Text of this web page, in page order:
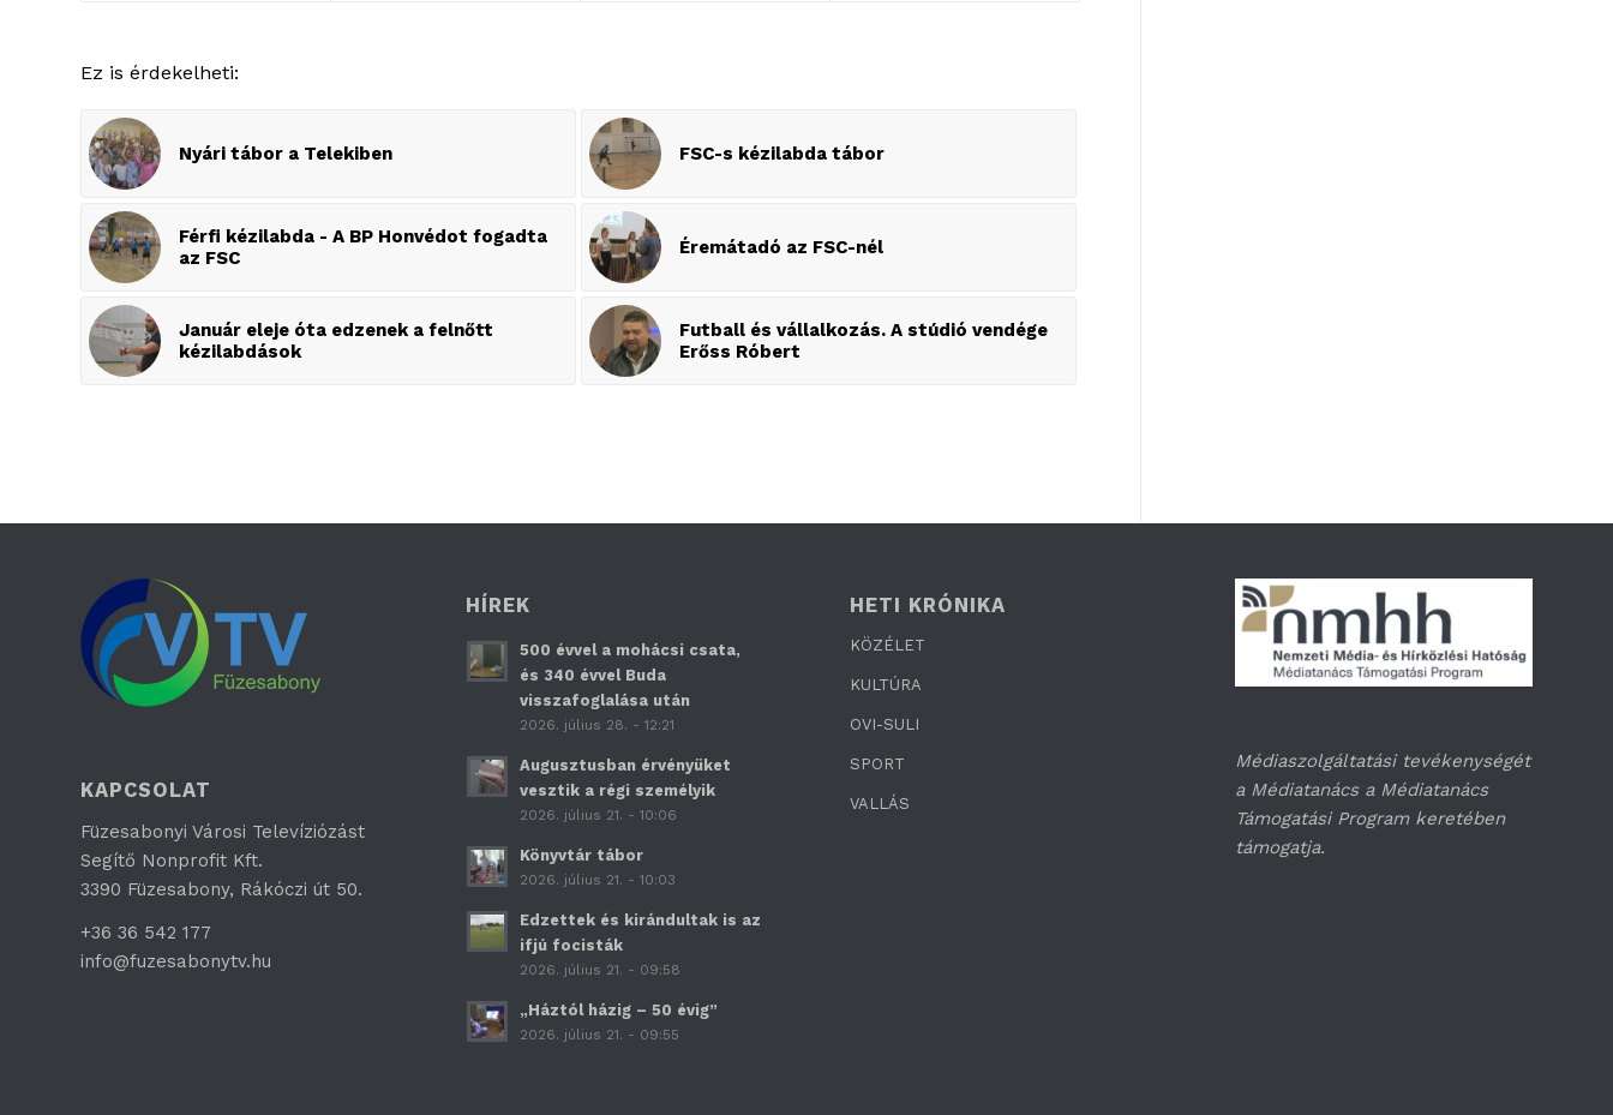
Ez is érdekelheti:
Nyári tábor a Telekiben FSC-s kézilabda tábor
Férfi kézilabda - A BP Honvédot fogadta
az FSC
Éremátadó az FSC-nél
Január eleje óta edzenek a felnőtt
kézilabdások
Futball és vállalkozás. A stúdió vendége
Erőss Róbert
KAPCSOLAT
Füzesabonyi Városi Televíziózást
Segítő Nonprofit Kft.
3390 Füzesabony, Rákóczi út 50.
+36 36 542 177
info@fuzesabonytv.hu
HÍREK
500 évvel a mohácsi csata,
és 340 évvel Buda
visszafoglalása után
2026. július 28. - 12:21
Augusztusban érvényüket
vesztik a régi személyik
2026. július 21. - 10:06
Könyvtár tábor
2026. július 21. - 10:03
Edzettek és kirándultak is az
ifjú focisták
2026. július 21. - 09:58
„Háztól házig – 50 évig”
2026. július 21. - 09:55
HETI KRÓNIKA
KÖZÉLET
KULTÚRA
OVI-SULI
SPORT
VALLÁS
Médiaszolgáltatási tevékenységét
a Médiatanács a Médiatanács
Támogatási Program keretében
támogatja.